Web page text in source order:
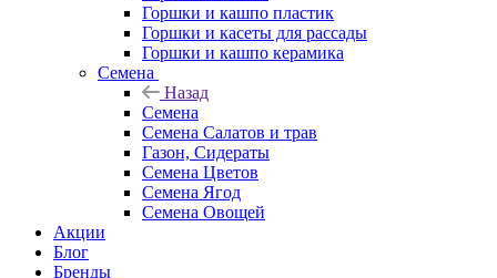
Горшки и кашпо пластик
Горшки и касеты для рассады
Горшки и кашпо керамика
Семена
Назад
Семена
Семена Салатов и трав
Газон, Сидераты
Семена Цветов
Семена Ягод
Семена Овощей
Акции
Блог
Бренды